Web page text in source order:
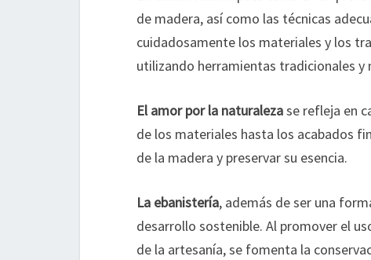
de madera, así como las técnicas
cuidadosamente los materiales y los
utilizando herramientas tradicionales y
El amor por la naturalezase refleja en
de los materiales hasta los acabados
de la madera y preservar su esencia.
La ebanistería, además de ser una
desarrollo sostenible. Al promover el
de la artesanía, se fomenta la